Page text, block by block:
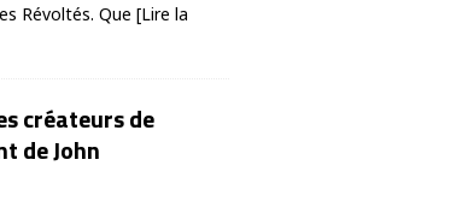
Révoltés. Que [Lire la
créateurs de
de John